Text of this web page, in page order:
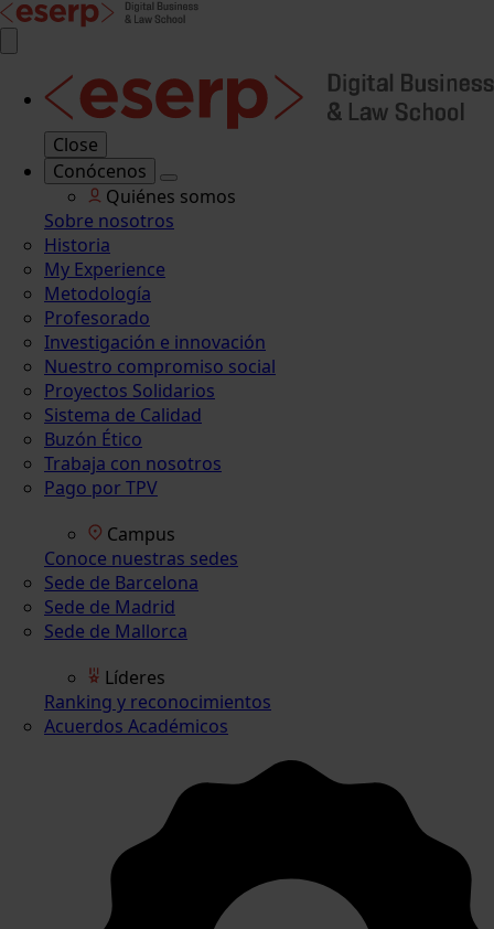
Close
Conócenos
Quiénes somos
Sobre nosotros
Historia
My Experience
Metodología
Profesorado
Investigación e innovación
Nuestro compromiso social
Proyectos Solidarios
Sistema de Calidad
Buzón Ético
Trabaja con nosotros
Pago por TPV
Campus
Conoce nuestras sedes
Sede de Barcelona
Sede de Madrid
Sede de Mallorca
Líderes
Ranking y reconocimientos
Acuerdos Académicos